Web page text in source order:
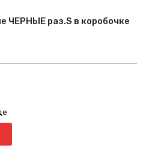
ЧЕРНЫЕ раз.S в коробочке